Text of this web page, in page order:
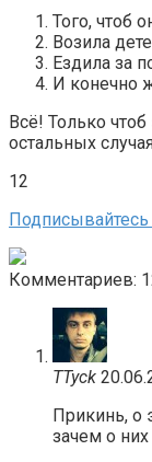
Того, чтоб
Возила
Ездила за
И конечно
Всё! Только
остальных
12
Подписывайтесь
Комментариев:
TTyck
Прикинь, о
зачем о